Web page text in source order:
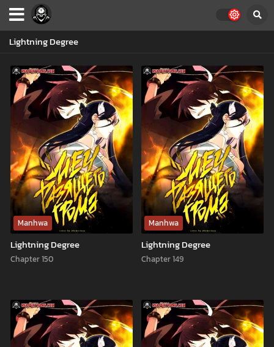
Lightning Degree
Manhwa
Lightning Degree
Chapter 150
Manhwa
Lightning Degree
Chapter 149